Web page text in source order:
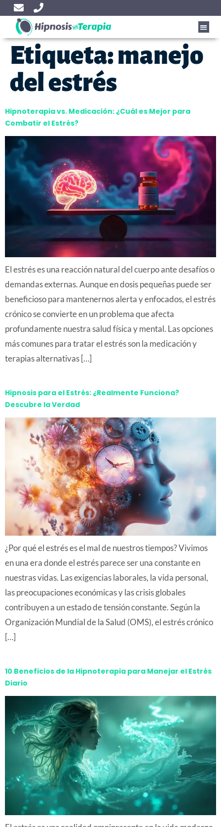
Etiqueta:manejo
del estrés
Hipnoterapia vs. Medicación: ¿Cuál es Mejor para
Combatir el Estrés?
El estrés es una reacción natural del cuerpo ante desafíos o
demandas externas. Aunque en dosis pequeñas puede ser
beneficioso para mantenernos alerta y enfocados, el estrés
crónico se convierte en un problema que afecta
profundamente nuestra salud física y mental. Las opciones
más comunes para tratar el estrés son la medicación y
terapias alternativas […]
Hipnosis para el Estrés: ¿Realmente Funciona?
Descubre la Verdad
¿Por qué el estrés es el mal de nuestros tiempos? Vivimos
en una era donde el estrés parece ser una constante en
nuestras vidas. Las exigencias laborales, la vida personal,
las preocupaciones económicas y las crisis globales
contribuyen a un estado de tensión constante. Según la
Organización Mundial de la Salud (OMS), el estrés crónico
[…]
10 Beneficios de la Hipnoterapia para Manejar el Estrés
Diario